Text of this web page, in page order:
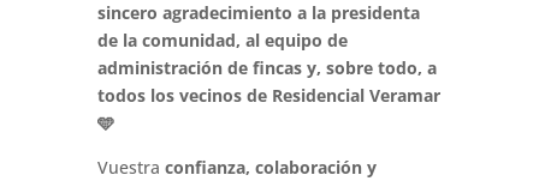
sincero agradecimiento a la presidenta
de la comunidad, al equipo de
administración de fincas y, sobre todo, a
todos los vecinos de Residencial Veramar
🩵
Vuestra confianza, colaboración y